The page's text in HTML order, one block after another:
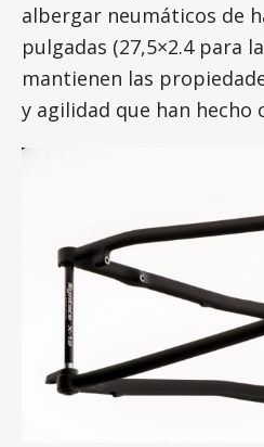
albergar neumáticos de
pulgadas (27,5×2.4 para
mantienen las
y agilidad que han hecho